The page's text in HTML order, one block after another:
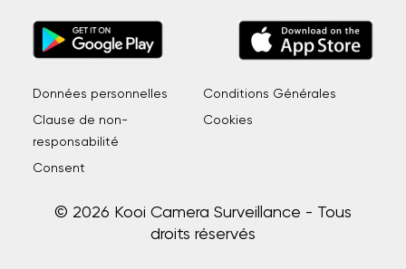
Données personnelles Conditions Générales
Clause de non-
responsabilité
Cookies
Consent
© 2026 Kooi Camera Surveillance - Tous
droits réservés